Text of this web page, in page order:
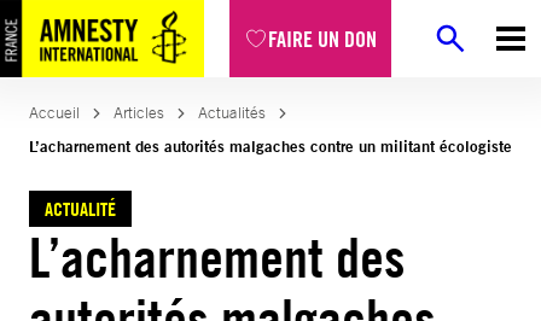
FAIRE UN DON
Aller
au
contenu
Accueil Articles
Actualités
L’acharnement des autorités malgaches contre un militant écologiste
ACTUALITÉ
L’acharnement des